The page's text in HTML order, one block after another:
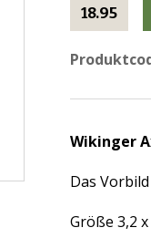
18.95
Wikinger
Das
Größe 3,2